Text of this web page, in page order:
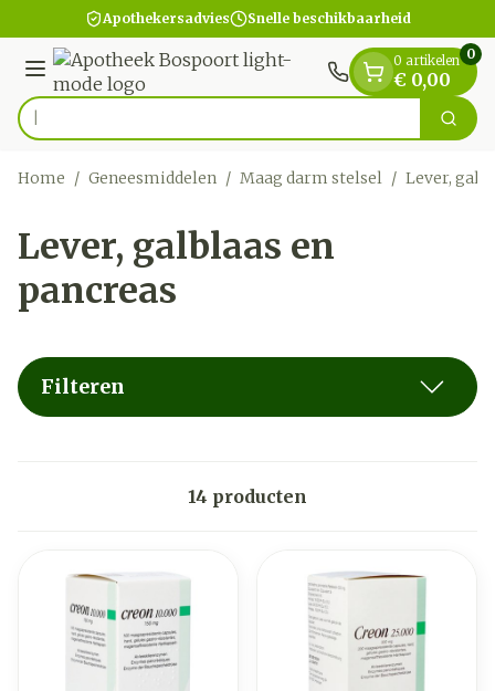
Ga naar de inhoudApothekersadvies Snelle beschikbaarheid
Menu
Product, merk, categorie... Zoek
0 artikelen
€ 0,00
0
Home / Geneesmiddelen / Maag darm stelsel / Lever,
Lever, galblaas en
pancreas
Filteren
14 producten